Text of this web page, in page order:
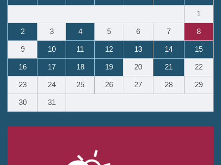
1
2 3 4 5 6 7 8
9 10 11 12 13 14 15
16 17 18 19 20 21 22
23 24 25 26 27 28 29
30 31